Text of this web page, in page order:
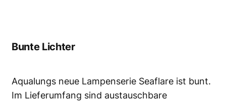
Bunte Lichter
Aqualungs neue Lampenserie Seaflare ist bunt.
Im Lieferumfang sind austauschbare